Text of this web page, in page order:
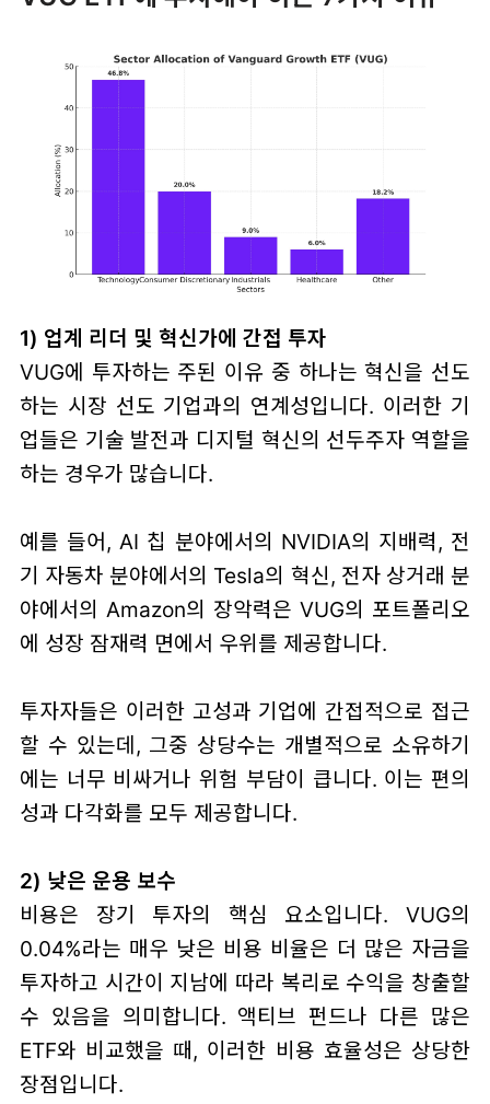
1) 업계 리더 및 혁신가에 간접 투자
VUG에 투자하는 주된 이유 중 하나는 혁신을 선도
하는 시장 선도 기업과의 연계성입니다. 이러한 기
업들은 기술 발전과 디지털 혁신의 선두주자 역할을
하는 경우가 많습니다.
예를 들어, AI 칩 분야에서의 NVIDIA의 지배력, 전
기 자동차 분야에서의 Tesla의 혁신, 전자 상거래 분
야에서의 Amazon의 장악력은 VUG의 포트폴리오
에 성장 잠재력 면에서 우위를 제공합니다.
투자자들은 이러한 고성과 기업에 간접적으로 접근
할 수 있는데, 그중 상당수는 개별적으로 소유하기
에는 너무 비싸거나 위험 부담이 큽니다. 이는 편의
성과 다각화를 모두 제공합니다.
2) 낮은 운용 보수
비용은 장기 투자의 핵심 요소입니다. VUG의
0.04%라는 매우 낮은 비용 비율은 더 많은 자금을
투자하고 시간이 지남에 따라 복리로 수익을 창출할
수 있음을 의미합니다. 액티브 펀드나 다른 많은
ETF와 비교했을 때, 이러한 비용 효율성은 상당한
장점입니다.